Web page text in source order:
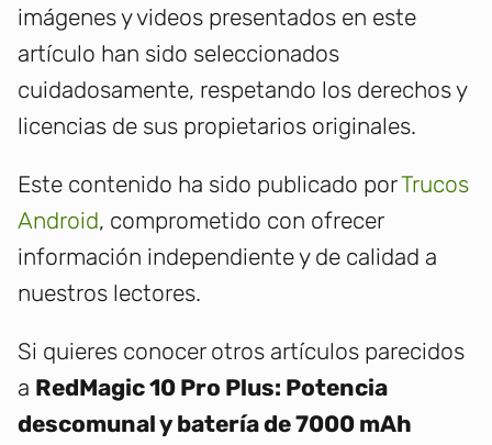
imágenes y videos presentados en este
artículo han sido seleccionados
cuidadosamente, respetando los derechos y
licencias de sus propietarios originales.
Este contenido ha sido publicado porTrucos
Android, comprometido con ofrecer
información independiente y de calidad a
nuestros lectores.
Si quieres conocer otros artículos parecidos
a RedMagic 10 Pro Plus: Potencia
descomunal y batería de 7000 mAh